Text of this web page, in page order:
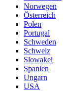
Norwegen
Österreich
Polen
Portugal
Schweden
Schweiz
Slowakei
Spanien
Ungarn
USA